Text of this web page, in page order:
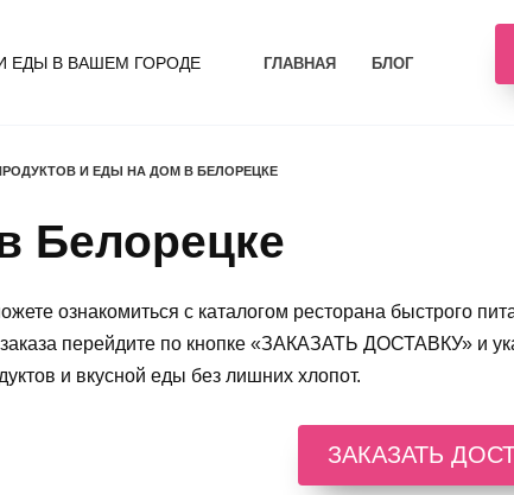
ЕДЫ В ВАШЕМ ГОРОДЕ ГЛАВНАЯ БЛОГ
И ЕДЫ НА ДОМ В БЕЛОРЕЦКЕ
Белорецке
ознакомиться с каталогом ресторана быстрого
перейдите по кнопке «ЗАКАЗАТЬ ДОСТАВКУ» и
и вкусной еды без лишних хлопот.
ЗАКАЗАТЬ